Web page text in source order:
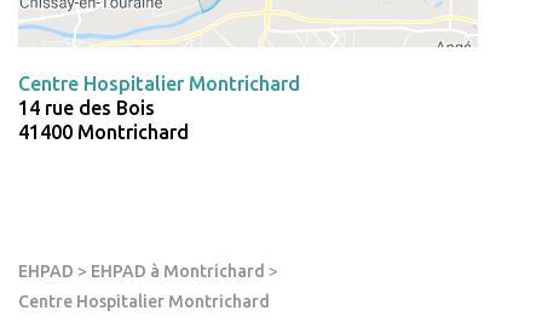
EHPAD > EHPAD à Montrichard >
Centre Hospitalier Montrichard
Centre Hospitalier Montrichard
14 rue des Bois
41400 Montrichard